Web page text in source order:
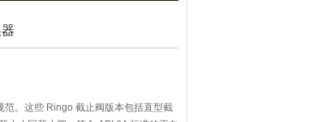
。这些 Ringo 截止阀版本包括直型截